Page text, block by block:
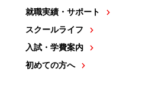
就職実績・サポート
スクールライフ
入試・学費案内
初めての方へ